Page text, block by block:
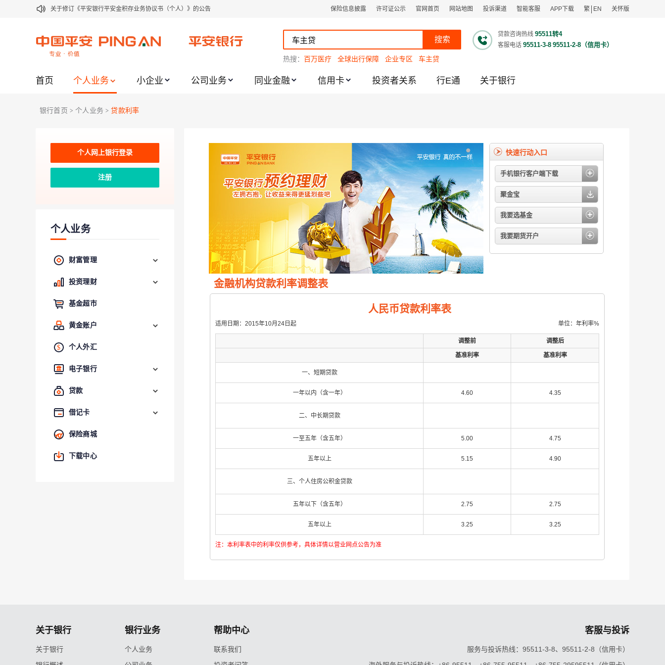
关于修订《平安银行平安金积存业务协议书（个人）》的公告
关于2021年劳动节期间代理贵金属业务风险提示的通知
关于加强代理贵金属业务风险防范的提示
关于进一步加强代理贵金属业务风险防范的提示
关于平安银行电子版信用卡更名为平安银行数字信用卡的公告
关于调整存量首套住房贷款利率的公告
保险信息披露 许可证公示 官网首页 网站地图 投诉渠道 智能客服 APP下载 繁 EN 关怀版
搜索
贷款咨询热线 95511转4
客服电话 95511-3-8 95511-2-8（信用卡）
热搜： 百万医疗 全球出行保障 企业专区 车主贷
首页 个人业务 小企业 公司业务 同业金融 信用卡 投资者关系 行E通 关于银行
银行首页 > 个人业务> 贷款利率
个人网上银行登录
注册
个人业务
财富管理
投资理财
基金超市
黄金账户
个人外汇
电子银行
贷款
借记卡
保险商城
下载中心
• 快速行动入口
手机银行客户端下载
聚金宝
我要选基金
我要期货开户
金融机构贷款利率调整表
人民币贷款利率表
单位：年利率%
适用日期：2015年10月24日起
调整前 调整后
基准利率 基准利率
一、短期贷款
一年以内（含一年） 4.60 4.35
二、中长期贷款
一至五年（含五年） 5.00 4.75
五年以上 5.15 4.90
三、个人住房公积金贷款
五年以下（含五年） 2.75 2.75
五年以上 3.25 3.25
注：本利率表中的利率仅供参考，具体详情以营业网点公告为准
关于银行
关于银行
银行业务
个人业务
帮助中心
联系我们
客服与投诉
服务与投诉热线：95511-3-8、95511-2-8（信用卡）